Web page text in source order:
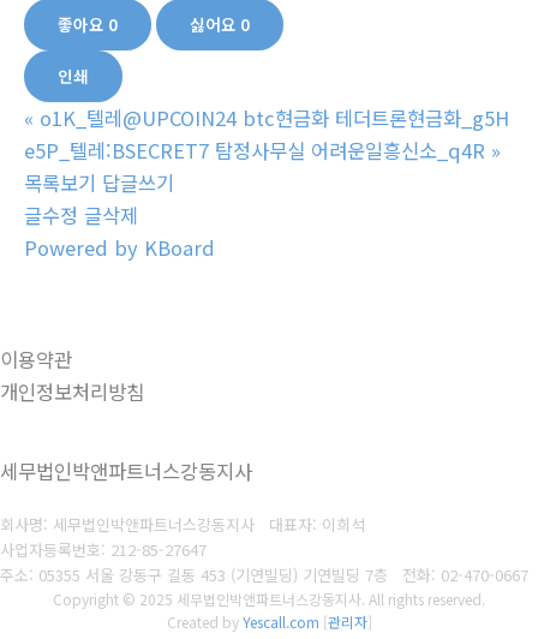
좋아요 0 싫어요 0
인쇄
« o1K_텔레@UPCOIN24 btc현금화 테더트론현금화_g5H
e5P_텔레:BSECRET7 탐정사무실 어려운일흥신소_q4R »
목록보기 답글쓰기
글수정 글삭제
Powered by KBoard
이용약관
개인정보처리방침
세무법인박앤파트너스강동지사
회사명: 세무법인박앤파트너스강동지사 대표자: 이희석
사업자등록번호: 212-85-27647
주소: 05355 서울 강동구 길동 453 (기연빌딩) 기연빌딩 7층 전화: 02-470-0667
Copyright © 2025 세무법인박앤파트너스강동지사. All rights reserved.
Created byYescall.com [관리자]